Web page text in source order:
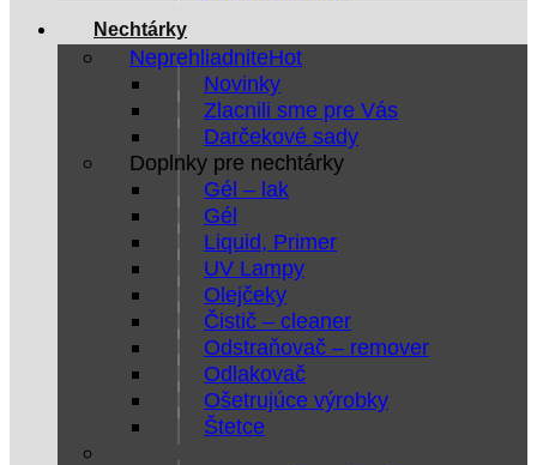
Nechtárky
Neprehliadnite
Novinky
Zlacnili sme pre Vás
Darčekové sady
Doplnky pre nechtárky
Gél – lak
Gél
Liquid, Primer
UV Lampy
Olejčeky
Čistič – cleaner
Odstraňovač – remover
Odlakovač
Ošetrujúce výrobky
Štetce